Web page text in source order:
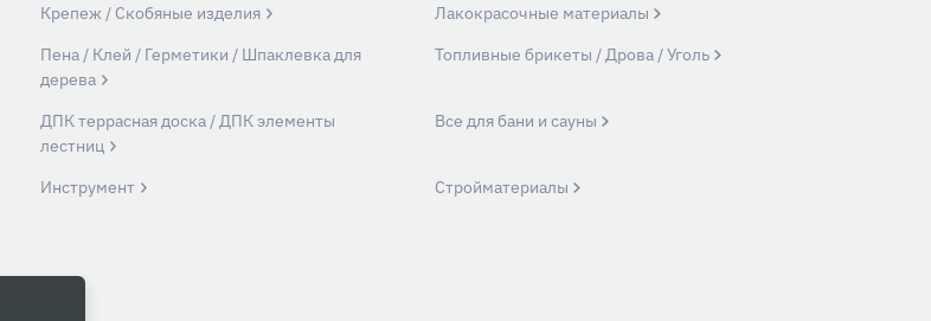
Крепеж / Скобяные изделия
Лакокрасочные материалы
Пена / Клей / Герметики / Шпаклевка для
дерева
Топливные брикеты / Дрова / Уголь
ДПК террасная доска / ДПК элементы
лестниц
Все для бани и сауны
Инструмент Стройматериалы